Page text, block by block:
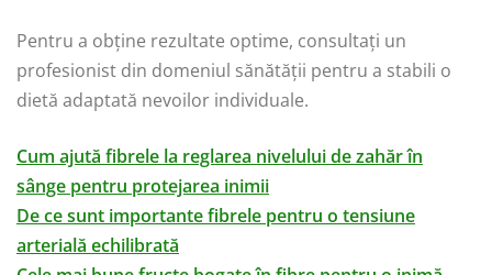
Pentru a obține rezultate optime, consultați un
profesionist din domeniul sănătății pentru a stabili o
dietă adaptată nevoilor individuale.
Cum ajută fibrele la reglarea nivelului de zahăr în
sânge pentru protejarea inimii
De ce sunt importante fibrele pentru o tensiune
arterială echilibrată